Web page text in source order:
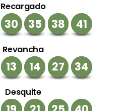
Recargado
30 35 38 41
Revancha
13 14 27 34
Desquite